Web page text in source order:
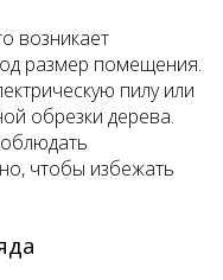
возникает
размер помещения.
пилу или
обрезки дерева.
чтобы избежать